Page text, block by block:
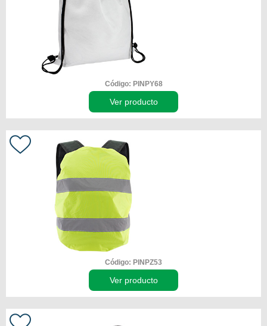
Código: PINPY68
Ver producto
Código: PINPZ53
Ver producto